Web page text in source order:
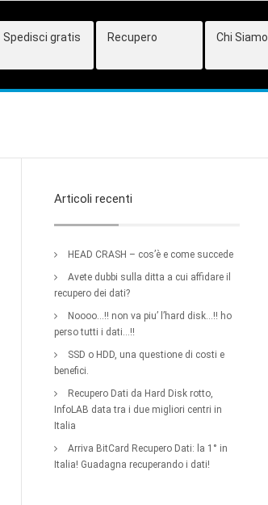
Spedisci gratis Recupero Chi Siamo
Articoli recenti
HEAD CRASH – cos’è e come succede
Avete dubbi sulla ditta a cui affidare il
recupero dei dati?
Noooo…!! non va piu’ l’hard disk…!! ho
perso tutti i dati…!!
SSD o HDD, una questione di costi e
benefici.
Recupero Dati da Hard Disk rotto,
InfoLAB data tra i due migliori centri in
Italia
Arriva BitCard Recupero Dati: la 1° in
Italia! Guadagna recuperando i dati!